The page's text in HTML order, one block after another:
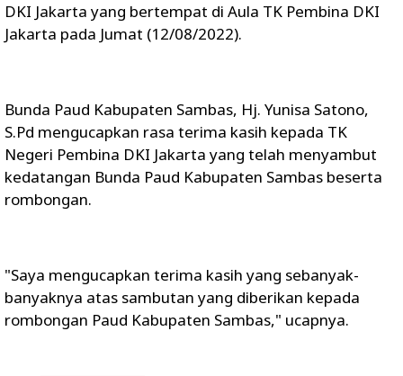
DKI Jakarta yang bertempat di Aula TK Pembina DKI
Jakarta pada Jumat (12/08/2022).
Bunda Paud Kabupaten Sambas, Hj. Yunisa Satono,
S.Pd mengucapkan rasa terima kasih kepada TK
Negeri Pembina DKI Jakarta yang telah menyambut
kedatangan Bunda Paud Kabupaten Sambas beserta
rombongan.
"Saya mengucapkan terima kasih yang sebanyak-
banyaknya atas sambutan yang diberikan kepada
rombongan Paud Kabupaten Sambas," ucapnya.